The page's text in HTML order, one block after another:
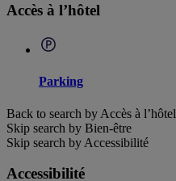
Accès à l’hôtel
Parking
Back to search by Accès à l’hôtel
Skip search by Bien-être
Skip search by Accessibilité
Accessibilité